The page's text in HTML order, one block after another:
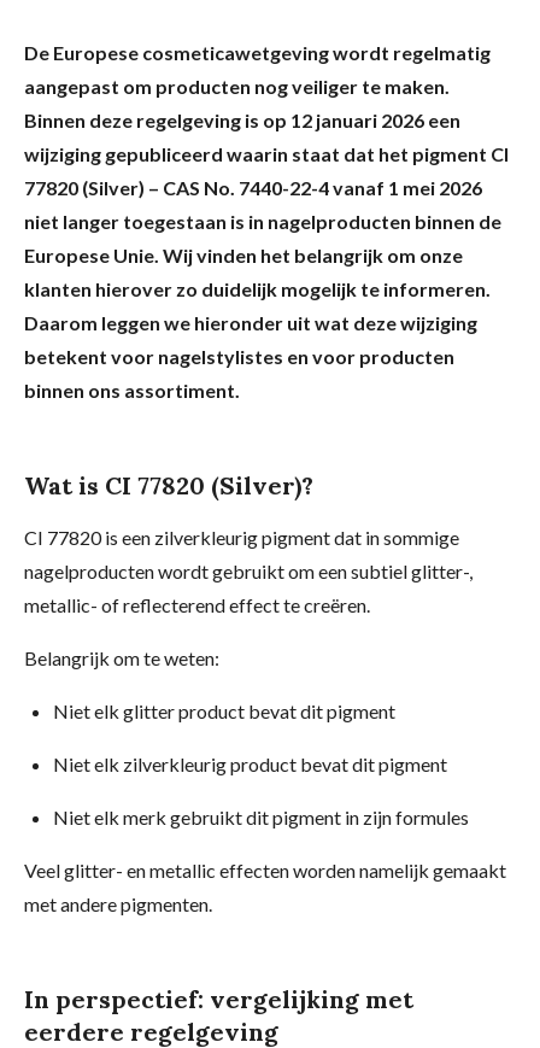
De Europese cosmeticawetgeving wordt regelmatig
aangepast om producten nog veiliger te maken.
Binnen deze regelgeving is op 12 januari 2026 een
wijziging gepubliceerd waarin staat dat het pigment CI
77820 (Silver) – CAS No. 7440-22-4 vanaf 1 mei 2026
niet langer toegestaan is in nagelproducten binnen de
Europese Unie. Wij vinden het belangrijk om onze
klanten hierover zo duidelijk mogelijk te informeren.
Daarom leggen we hieronder uit wat deze wijziging
betekent voor nagelstylistes en voor producten
binnen ons assortiment.
Wat is CI 77820 (Silver)?
CI 77820 is een zilverkleurig pigment dat in sommige
nagelproducten wordt gebruikt om een subtiel glitter-,
metallic- of reflecterend effect te creëren.
Belangrijk om te weten:
Niet elk glitter product bevat dit pigment
Niet elk zilverkleurig product bevat dit pigment
Niet elk merk gebruikt dit pigment in zijn formules
Veel glitter- en metallic effecten worden namelijk gemaakt
met andere pigmenten.
In perspectief: vergelijking met
eerdere regelgeving